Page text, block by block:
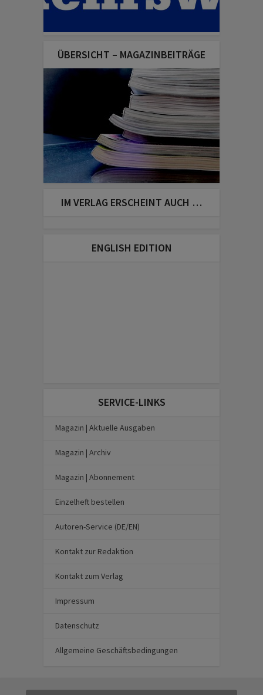
ÜBERSICHT – MAGAZINBEITRÄGE
IM VERLAG ERSCHEINT AUCH …
ENGLISH EDITION
SERVICE-LINKS
Magazin | Aktuelle Ausgaben
Magazin | Archiv
Magazin | Abonnement
Einzelheft bestellen
Autoren-Service (DE/EN)
Kontakt zur Redaktion
Kontakt zum Verlag
Impressum
Datenschutz
Allgemeine Geschäftsbedingungen